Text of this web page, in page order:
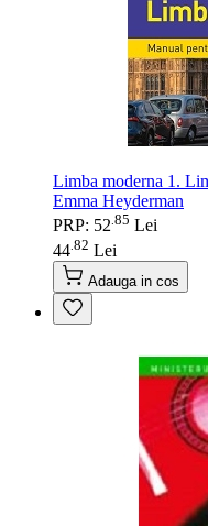
Limba moderna 1.
Emma Heyderman
PRP: 52 85 Lei
44 82 Lei
Adauga in cos